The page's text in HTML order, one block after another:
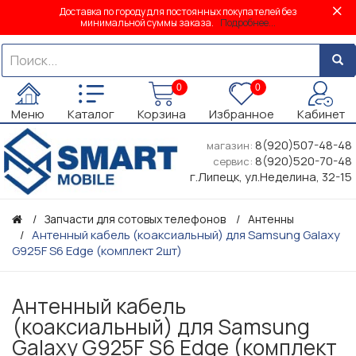
Доставка по городу для постоянных покупателей без
минимальной суммы заказа. Подробнее...
Меню Каталог
0
Корзина
0
Избранное Кабинет
магазин: 8(920)507-48-48
сервис: 8(920)520-70-48
г.Липецк, ул.Неделина, 32-15
Запчасти для сотовых телефонов Антенны
Антенный кабель (коаксиальный) для Samsung Galaxy
G925F S6 Edge (комплект 2шт)
Антенный кабель
(коаксиальный) для Samsung
Galaxy G925F S6 Edge (комплект